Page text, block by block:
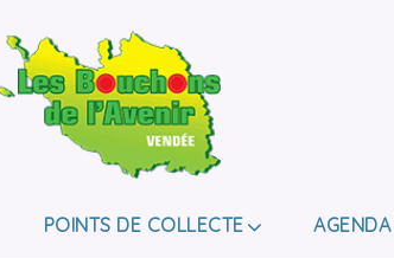
LES BOUCHONS
DE HANDICAP.
POINTS DE COLLECTE AGENDA